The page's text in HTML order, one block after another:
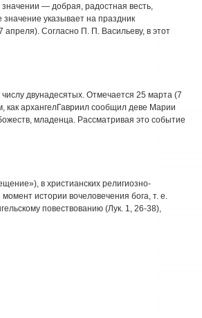
— добрая, радостная весть,
значение указывает на праздник
Согласно П. П. Васильеву, в этот
двунадесятых. Отмечается 25 марта (7
как архангелГавриил сообщил деве Марии
младенца. Рассматривая это событие
в христианских религиозно-
истории вочеловечения бога, т. e.
повествованию (Лук. 1, 26-38),